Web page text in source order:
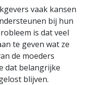
vaak kansen
bij hun
is dat veel
te geven wat ze
de moeders
dat belangrijke
blijven.